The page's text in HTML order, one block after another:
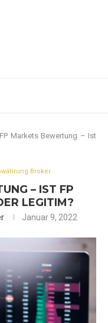
FP Markets Bewertung – Ist
Broker
– IST FP
LEGITIM?
Januar 9, 2022